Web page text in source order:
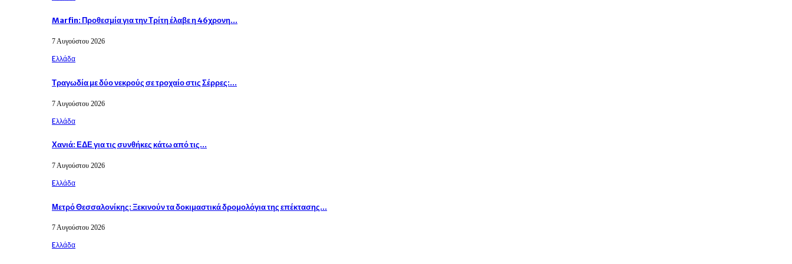
Marfin: Προθεσμία για την Τρίτη έλαβε η 46χρονη…
7 Αυγούστου 2026
Eλλάδα
Τραγωδία με δύο νεκρούς σε τροχαίο στις Σέρρες:…
7 Αυγούστου 2026
Eλλάδα
Χανιά: ΕΔΕ για τις συνθήκες κάτω από τις…
7 Αυγούστου 2026
Eλλάδα
Μετρό Θεσσαλονίκης: Ξεκινούν τα δοκιμαστικά δρομολόγια της επέκτασης…
7 Αυγούστου 2026
Eλλάδα